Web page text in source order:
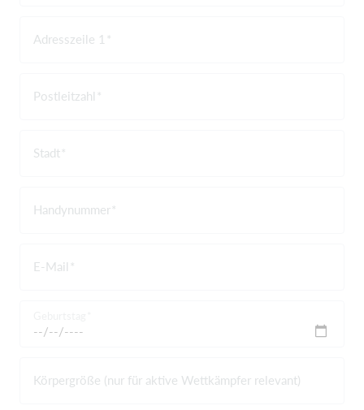
Adresszeile 1
Postleitzahl
Stadt
Handynummer
E-Mail
Körpergröße (nur für aktive Wettkämpfer relevant)